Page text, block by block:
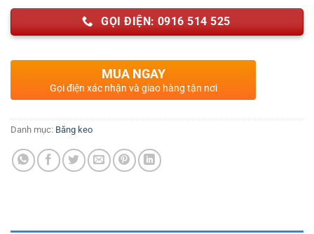
GỌI ĐIỆN: 0916 514 525
MUA NGAY
Gọi điện xác nhận và giao hàng tận nơi
Danh mục: Băng keo